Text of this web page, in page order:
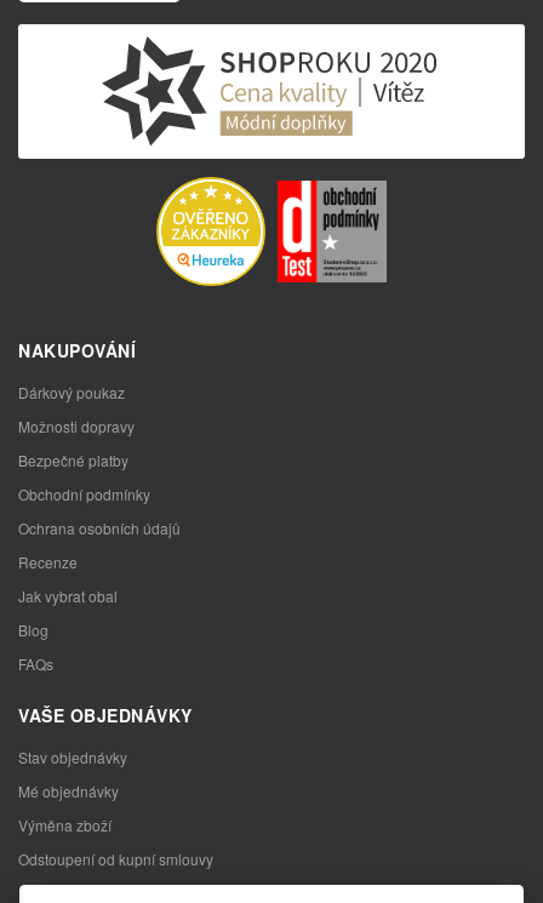
NAKUPOVÁNÍ
Dárkový poukaz
Možnosti dopravy
Bezpečné platby
Obchodní podmínky
Ochrana osobních údajů
Recenze
Jak vybrat obal
Blog
FAQs
VAŠE OBJEDNÁVKY
Stav objednávky
Mé objednávky
Výměna zboží
Odstoupení od kupní smlouvy
Reklamace